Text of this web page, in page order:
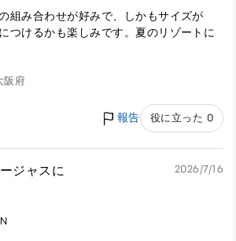
組み合わせが好みで、しかもサイズが
つけるかも楽しみです。夏のリゾートに
阪府
報告 役に立った 0
ジャスに 2026/7/16